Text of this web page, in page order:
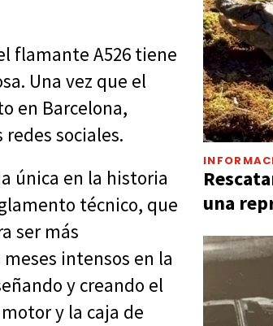
flamante A526 tiene
Una vez que el
en Barcelona,
sociales.
única en la historia
técnico, que
ser más
intensos en la
y creando el
y la caja de
una